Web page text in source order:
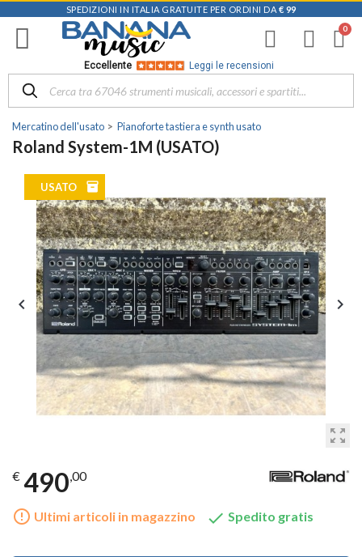
SPEDIZIONI IN ITALIA GRATUITE PER ORDINI DA € 99
Eccellente Leggi le recensioni
Mercatino dell'usato Pianoforte tastiera e synth usato
Roland System-1M (USATO)
USATO inventory
zoom_out_map
 
€ 490,00
error_outline Ultimi articoli in magazzino  Spedito gratis